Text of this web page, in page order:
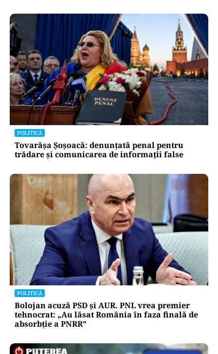
POLITICĂ
Tovarășa Șoșoacă: denunțată penal pentru
trădare și comunicarea de informații false
POLITICĂ
Bolojan acuză PSD și AUR. PNL vrea premier
tehnocrat: „Au lăsat România în faza finală de
absorbţie a PNRR”